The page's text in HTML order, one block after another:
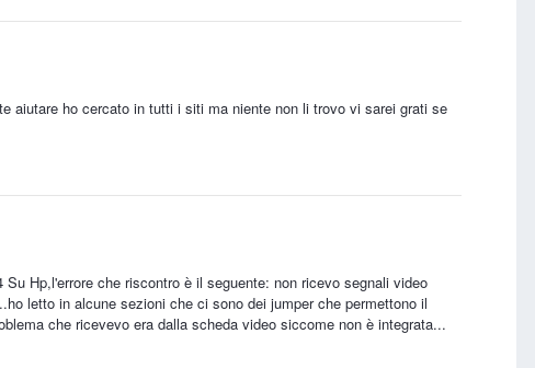
aiutare ho cercato in tutti i siti ma niente non li trovo vi sarei grati se
Hp,l'errore che riscontro è il seguente: non ricevo segnali video
letto in alcune sezioni che ci sono dei jumper che permettono il
che ricevevo era dalla scheda video siccome non è integrata...